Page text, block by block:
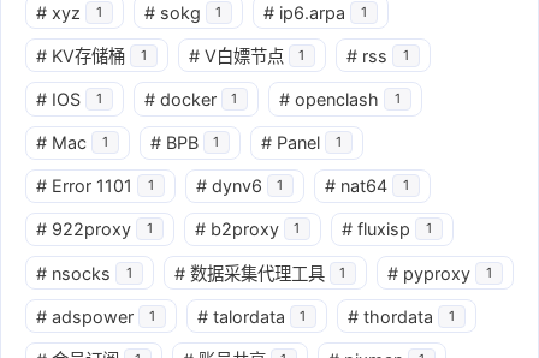
# xyz 1 # sokg 1 # ip6.arpa 1
# KV存储桶 1 # V白嫖节点 1 # rss 1
# IOS 1 # docker 1 # openclash 1
# Mac 1 # BPB 1 # Panel 1
# Error 1101 1 # dynv6 1 # nat64 1
# 922proxy 1 # b2proxy 1 # fluxisp 1
# nsocks 1 # 数据采集代理工具 1 # pyproxy 1
# adspower 1 # talordata 1 # thordata 1